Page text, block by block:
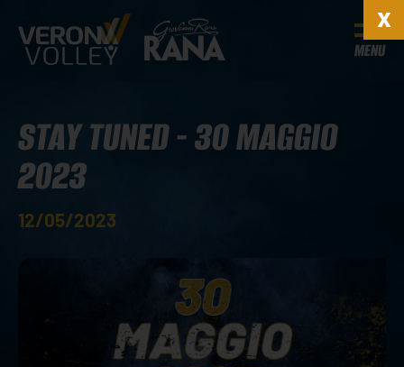
MENU
STAY TUNED - 30 MAGGIO
2023
12/05/2023